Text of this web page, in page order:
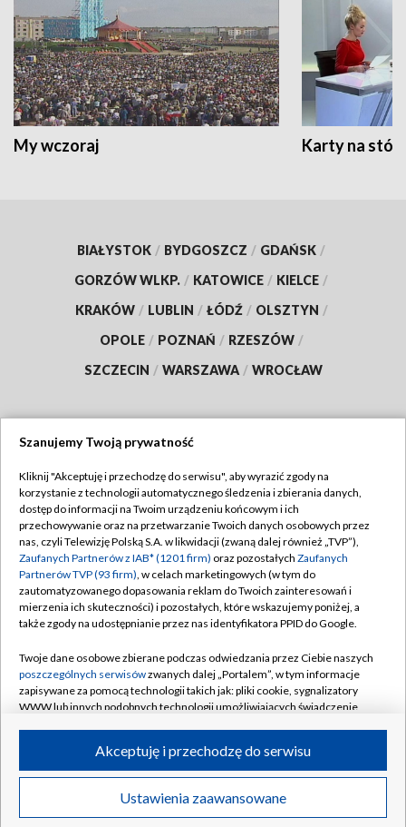
My wczoraj Karty na
BIAŁYSTOK / BYDGOSZCZ / GDAŃSK /
GORZÓW WLKP. / KATOWICE / KIELCE /
KRAKÓW / LUBLIN / ŁÓDŹ / OLSZTYN /
OPOLE / POZNAŃ / RZESZÓW /
SZCZECIN / WARSZAWA / WROCŁAW
TVP
Abonament TVP
Emisja w TVP
Centrum informacji TVP
Naziemna Telewizja Cyfrowa
Rada Programowa
System NOS
Informacje o nadawcy
Program dla prasy
Ogłoszenie przetargowe
Regulamin TVP
Polityka prywatności
Moje zgody
Pomoc
Kontakt
Kanały
©2026 Telewizja Polska S.A. w likwidacji
Szanujemy Twoją prywatność
Kliknij "Akceptuję i przechodzę do serwisu", aby wyrazić zgody na
korzystanie z technologii automatycznego śledzenia i zbierania danych,
dostęp do informacji na Twoim urządzeniu końcowym i ich
przechowywanie oraz na przetwarzanie Twoich danych osobowych przez
nas, czyli Telewizję Polską S.A. w likwidacji (zwaną dalej również „TVP”),
Zaufanych Partnerów z IAB* (1201 firm) oraz pozostałych Zaufanych
Partnerów TVP (93 firm), w celach marketingowych (w tym do
zautomatyzowanego dopasowania reklam do Twoich zainteresowań i
mierzenia ich skuteczności) i pozostałych, które wskazujemy poniżej, a
także zgody na udostępnianie przez nas identyfikatora PPID do Google.
Twoje dane osobowe zbierane podczas odwiedzania przez Ciebie naszych
poszczególnych serwisówzwanych dalej „Portalem”, w tym informacje
zapisywane za pomocą technologii takich jak: pliki cookie, sygnalizatory
WWW lub innych podobnych technologii umożliwiających świadczenie
ruchu w Internecie.
Twoje dane osobowe zbierane podczas odwiedzania przez Ciebie
poszczególnych serwisówna Portalu, takie jak adresy IP, identyfikatory
Ustawienia zaawansowane
Akceptuję i przechodzę do serwisu